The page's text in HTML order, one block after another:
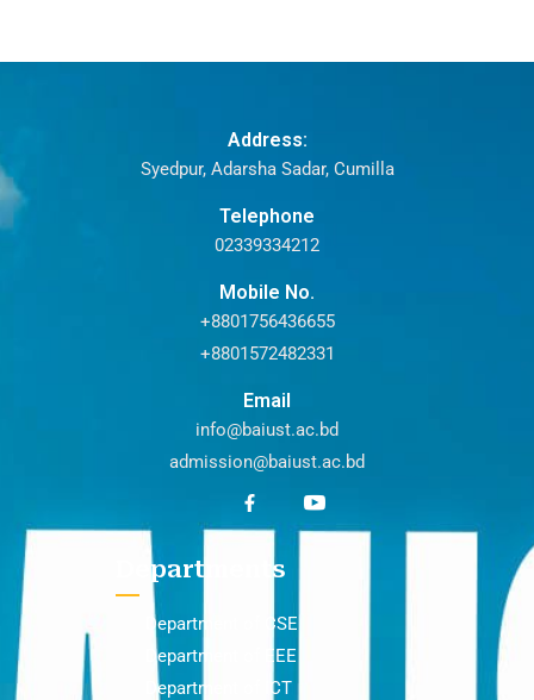
Address:
Syedpur, Adarsha Sadar, Cumilla
Telephone
02339334212
Mobile No.
+8801756436655
+8801572482331
Email
info@baiust.ac.bd
admission@baiust.ac.bd
Departments
Department of CSE
Department of EEE
Department of ICT